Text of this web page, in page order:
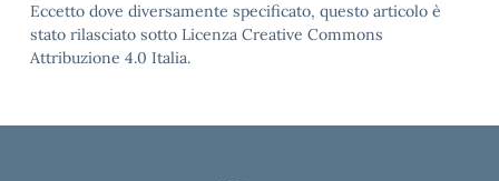
Eccetto dove diversamente specificato, questo articolo è
stato rilasciato sotto Licenza Creative Commons
Attribuzione 4.0 Italia.